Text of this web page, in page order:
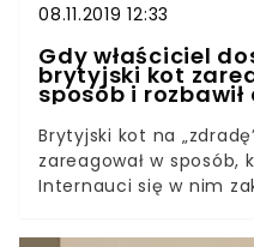
08.11.2019 12:33
Gdy właściciel
brytyjski kot
sposób i
Brytyjski kot na
zareagował w sposób,
Internauci się w nim
którym dorosły kot